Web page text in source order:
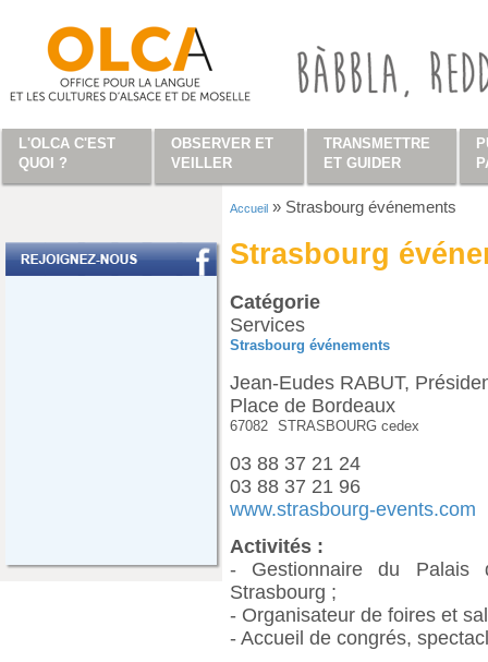
Accueil » Strasbourg événements
Strasbourg
Catégorie
Services
Strasbourg événements
Jean-Eudes RABUT,
Place de Bordeaux
67082 STRASBOURG cedex
03 88 37 21 24
03 88 37 21 96
www.strasbourg-events.com
Activités :
- Gestionnaire du
Strasbourg ;
- Organisateur de foires et
- Accueil de congrés,
L'OLCA C'EST
QUOI ?
OBSERVER ET
VEILLER
TRANSMETTRE
ET GUIDER